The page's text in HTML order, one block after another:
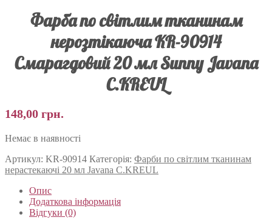
Фарба по світлим тканинам
нерозтікаюча KR-90914
Смарагдовий 20 мл Sunny Javana
C.KREUL
148,00 грн.
Немає в наявності
Артикул: KR-90914 Категорія: Фарби по світлим тканинам
нерастекаючі 20 мл Javana C.KREUL
Опис
Додаткова інформація
Відгуки (0)